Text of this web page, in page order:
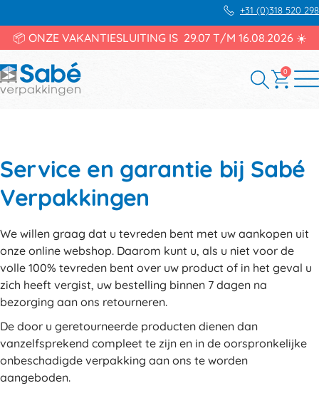
+31 (0)318 520 298
📦 ONZE VAKANTIESLUITING IS 29.07 T/M 16.08.2026 ☀️
0
Service en garantie bij Sabé
Verpakkingen
We willen graag dat u tevreden bent met uw aankopen uit
onze online webshop. Daarom kunt u, als u niet voor de
volle 100% tevreden bent over uw product of in het geval u
zich heeft vergist, uw bestelling binnen 7 dagen na
bezorging aan ons retourneren.
De door u geretourneerde producten dienen dan
vanzelfsprekend compleet te zijn en in de oorspronkelijke
onbeschadigde verpakking aan ons te worden
aangeboden.